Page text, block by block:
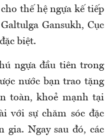
thế hệ ngựa kế tiếp
Gansukh, Cục
biệt.
ngựa đầu tiên trong
nước bạn trao tặng
toàn, khoẻ mạnh tại
với sự chăm sóc đặc
gia. Ngay sau đó, các